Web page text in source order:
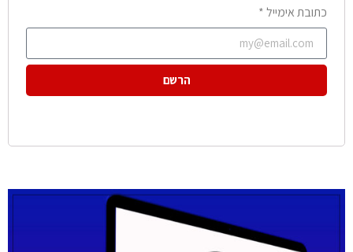
כתובת אימייל *
הרשם